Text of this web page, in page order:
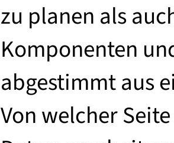
zu planen als
Komponenten
abgestimmt aus
Von welcher